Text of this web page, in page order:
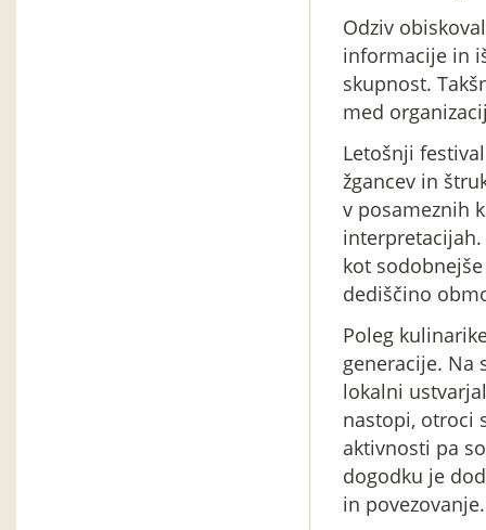
Odziv
informacije in
skupnost.
med
Letošnji
žgancev in
v posameznih
kot
dediščino
Poleg
generacije. Na
lokalni
nastopi, otroci
aktivnosti pa
dogodku je
in povezovanje.